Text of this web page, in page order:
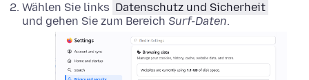
Wählen Sie links Datenschutz und Sicherheit
und gehen Sie zum Bereich Surf-Daten.